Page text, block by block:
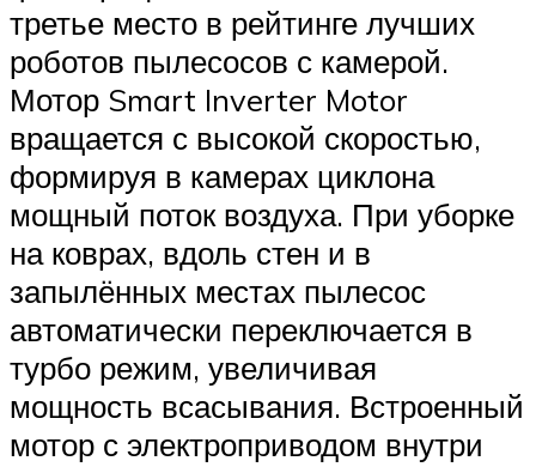
третье место в рейтинге лучших
роботов пылесосов с камерой.
Мотор Smart Inverter Motor
вращается с высокой скоростью,
формируя в камерах циклона
мощный поток воздуха. При уборке
на коврах, вдоль стен и в
запылённых местах пылесос
автоматически переключается в
турбо режим, увеличивая
мощность всасывания. Встроенный
мотор с электроприводом внутри